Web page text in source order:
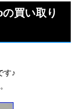
買い取り
す♪